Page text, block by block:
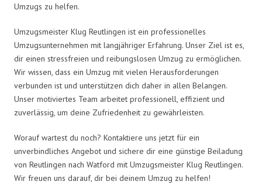
Umzugs zu helfen.
Umzugsmeister Klug Reutlingen ist ein professionelles
Umzugsunternehmen mit langjähriger Erfahrung. Unser Ziel ist es,
dir einen stressfreien und reibungslosen Umzug zu ermöglichen.
Wir wissen, dass ein Umzug mit vielen Herausforderungen
verbunden ist und unterstützen dich daher in allen Belangen.
Unser motiviertes Team arbeitet professionell, effizient und
zuverlässig, um deine Zufriedenheit zu gewährleisten.
Worauf wartest du noch? Kontaktiere uns jetzt für ein
unverbindliches Angebot und sichere dir eine günstige Beiladung
von Reutlingen nach Watford mit Umzugsmeister Klug Reutlingen.
Wir freuen uns darauf, dir bei deinem Umzug zu helfen!